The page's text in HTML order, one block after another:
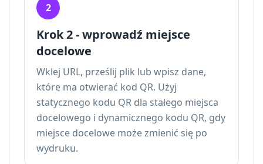
2
Krok 2 - wprowadź miejsce
docelowe
Wklej URL, prześlij plik lub wpisz dane,
które ma otwierać kod QR. Użyj
statycznego kodu QR dla stałego miejsca
docelowego i dynamicznego kodu QR, gdy
miejsce docelowe może zmienić się po
wydruku.